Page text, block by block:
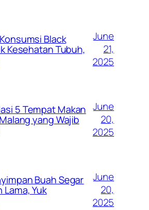
Black
Kesehatan Tubuh,
June
21,
2025
5 Tempat Makan
yang Wajib
June
20,
2025
Buah Segar
Lama, Yuk
June
20,
2025